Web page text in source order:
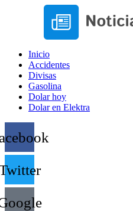
Inicio
Accidentes
Divisas
Gasolina
Dolar hoy
Dolar en Elektra